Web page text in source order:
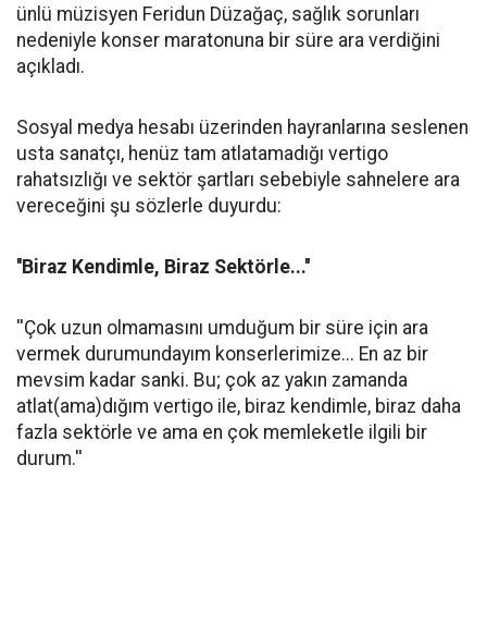
ünlü müzisyen Feridun Düzağaç, sağlık sorunları
nedeniyle konser maratonuna bir süre ara verdiğini
açıkladı.
Sosyal medya hesabı üzerinden hayranlarına seslenen
usta sanatçı, henüz tam atlatamadığı vertigo
rahatsızlığı ve sektör şartları sebebiyle sahnelere ara
vereceğini şu sözlerle duyurdu:
''Biraz Kendimle, Biraz Sektörle...''
''Çok uzun olmamasını umduğum bir süre için ara
vermek durumundayım konserlerimize... En az bir
mevsim kadar sanki. Bu; çok az yakın zamanda
atlat(ama)dığım vertigo ile, biraz kendimle, biraz daha
fazla sektörle ve ama en çok memleketle ilgili bir
durum.''